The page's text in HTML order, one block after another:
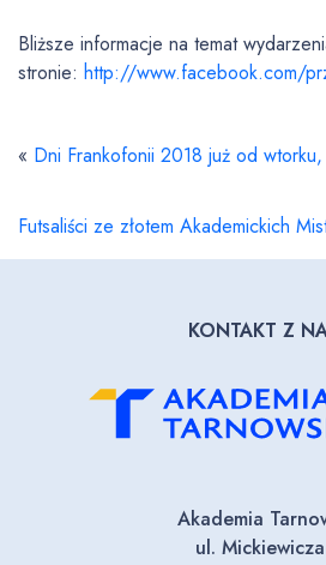
Bliższe informacje na temat
stronie: http://www.facebook.com/
« Dni Frankofonii 2018 już od
Futsaliści ze złotem Akademickich
KONTAKT Z
Akademia
ul.